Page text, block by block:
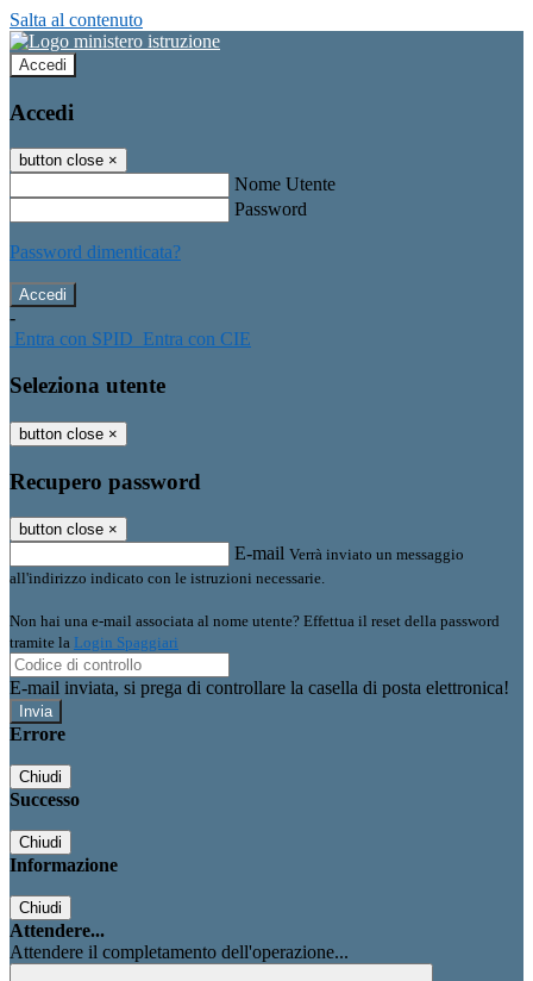
Salta al contenuto
Accedi
Accedi
button close ×
Nome Utente
Password
Password dimenticata?
-
Entra con SPID Entra con CIE
Seleziona utente
button close ×
Recupero password
button close ×
E-mail Verrà inviato un messaggio
all'indirizzo indicato con le istruzioni necessarie.
Non hai una e-mail associata al nome utente? Effettua il reset della password
tramite la Login Spaggiari
E-mail inviata, si prega di controllare la casella di posta elettronica!
Errore
Chiudi
Successo
Chiudi
Informazione
Chiudi
Attendere...
Attendere il completamento dell'operazione...